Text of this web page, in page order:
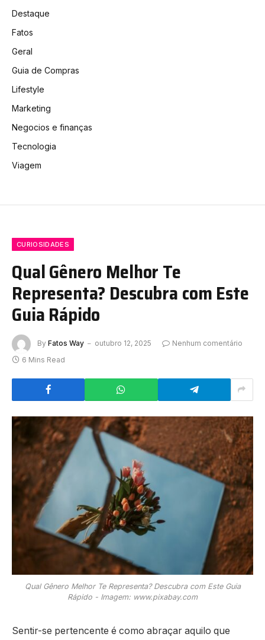
Destaque
Fatos
Geral
Guia de Compras
Lifestyle
Marketing
Negocios e finanças
Tecnologia
Viagem
CURIOSIDADES
Qual Gênero Melhor Te
Representa? Descubra com Este
Guia Rápido
By Fatos Way outubro 12, 2025
Nenhum comentário
6 Mins Read
Qual Gênero Melhor Te Representa? Descubra com Este Guia
Rápido - Imagem: www.pixabay.com
Sentir-se pertencente é como abraçar aquilo que